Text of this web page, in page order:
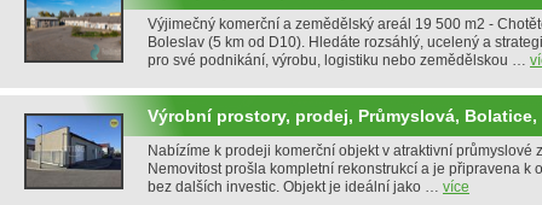
Výjimečný komerční a zemědělský areál 19 500 m2 -
Boleslav (5 km od D10). Hledáte rozsáhlý, ucelený a
pro své podnikání, výrobu, logistiku nebo zemědělskou …
Výrobní prostory, prodej, Průmyslová, Bolatice,
Nabízíme k prodeji komerční objekt v atraktivní průmyslové
Nemovitost prošla kompletní rekonstrukcí a je připravena k
bez dalších investic. Objekt je ideální jako … více